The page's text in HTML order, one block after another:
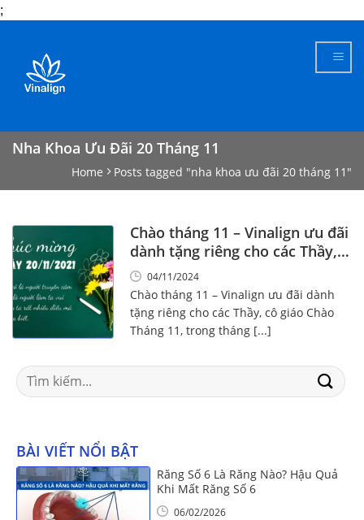
;
content
Nha Khoa Ưu Đãi 20 Tháng 11
Home Posts tagged "nha khoa ưu đãi 20 tháng 11"
Chào tháng 11 – Vinalign ưu đãi
dành tặng riêng cho các Thầy,
cô giáo
04/11/2024
Chào tháng 11 – Vinalign ưu đãi dành
tặng riêng cho các Thầy, cô giáo Chào
Tháng 11, trong tháng [...]
Search
for:
BÀI VIẾT NỔI BẬT
Răng Số 6 Là Răng Nào? Hậu Quả
Khi Mất Răng Số 6
06/02/2026